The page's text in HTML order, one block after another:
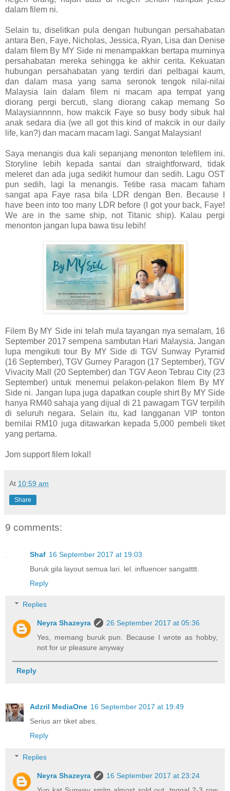
dalam filem ni.
Selain tu, diselitkan pula dengan hubungan persahabatan
antara Ben, Faye, Nicholas, Jessica, Ryan, Lisa dan Denise
dalam filem By MY Side ni menampakkan bertapa murninya
persahabatan mereka sehingga ke akhir cerita. Kekuatan
hubungan persahabatan yang terdiri dari pelbagai kaum,
dan dalam masa yang sama seronok tengok nilai-nilai
Malaysia lain dalam filem ni macam apa tempat yang
diorang pergi bercuti, slang diorang cakap memang So
Malaysiannnnn, how makcik Faye so busy body sibuk hal
anak sedara dia (we all got this kind of makcik in our daily
life, kan?) dan macam macam lagi. Sangat Malaysian!
Saya menangis dua kali sepanjang menonton telefilem ini.
Storyline lebih kepada santai dan straightforward, tidak
meleret dan ada juga sedikit humour dan sedih. Lagu OST
pun sedih, lagi la menangis. Tetibe rasa macam faham
sangat apa Faye rasa bila LDR dengan Ben. Because I
have been into too many LDR before (I got your back, Faye!
We are in the same ship, not Titanic ship). Kalau pergi
menonton jangan lupa bawa tisu lebih!
Filem By MY Side ini telah mula tayangan nya semalam, 16
September 2017 sempena sambutan Hari Malaysia. Jangan
lupa mengikuti tour By MY Side di TGV Sunway Pyramid
(16 September), TGV Gurney Paragon (17 September), TGV
Vivacity Mall (20 September) dan TGV Aeon Tebrau City (23
September) untuk menemui pelakon-pelakon filem By MY
Side ni. Jangan lupa juga dapatkan couple shirt By MY Side
hanya RM40 sahaja yang dijual di 21 pawagam TGV terpilih
di seluruh negara. Selain itu, kad langganan VIP tonton
bernilai RM10 juga ditawarkan kepada 5,000 pembeli tiket
yang pertama.
Jom support filem lokal!
At 10:59 am
Share
9 comments:
Shaf 16 September 2017 at 19:03
Buruk gila layout semua lari. lel. influencer sangatttt.
Reply
Replies
Neyra Shazeyra
26 September 2017 at 05:36
Yes, memang buruk pun. Because I wrote as hobby,
not for ur pleasure anyway
Reply
Adzril MediaOne 16 September 2017 at 19:49
Serius arr tiket abes.
Reply
Replies
Neyra Shazeyra
16 September 2017 at 23:24